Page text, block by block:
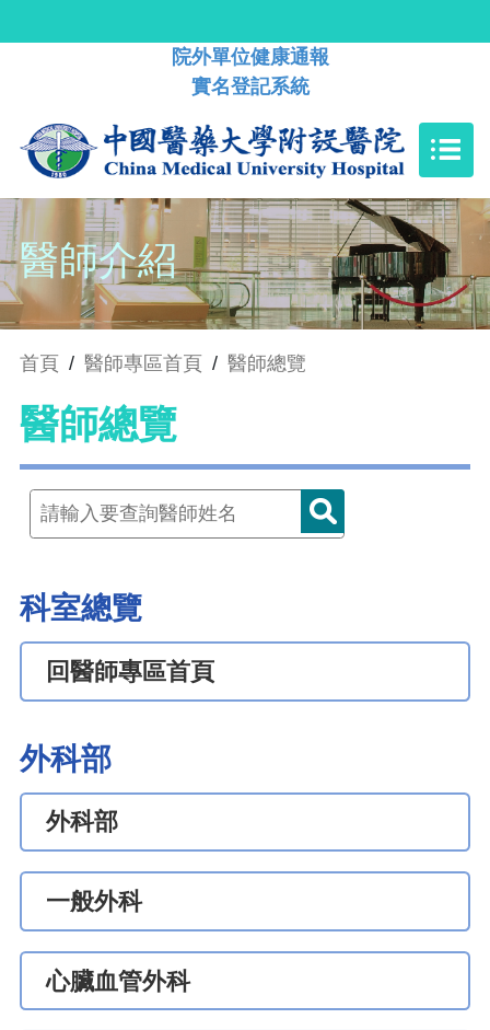
院外單位健康通報
實名登記系統
醫師介紹
首頁 / 醫師專區首頁 / 醫師總覽
醫師總覽
科室總覽
回醫師專區首頁
外科部
外科部
一般外科
心臟血管外科